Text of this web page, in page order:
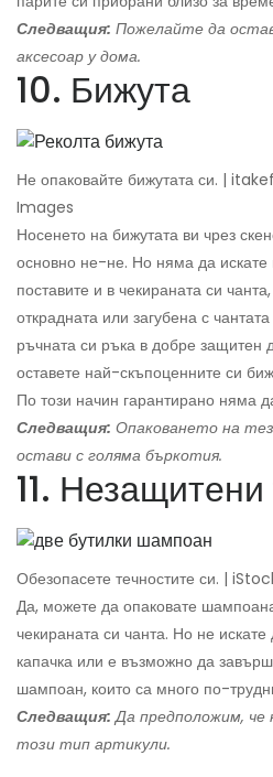
Следващия: Пожелайте да
аксесоар у дома.
10. Бижута
Не опаковайте бижутата си. |
Images
Носенето на бижутата ви чрез
основно не-не. Но няма да
поставите и в чекираната си
открадната или загубена с
ръчната си ръка в добре
оставете най-скъпоценните си
По този начин гарантирано няма
Следващия: Опаковането на
остави с голяма бъркотия.
11. Незащитени
Обезопасете течностите си. |
Да, можете да опаковате
чекираната си чанта. Но не
капачка или е възможно да
шампоан, които са много по-
Следващия: Да предположим,
този тип артикули.